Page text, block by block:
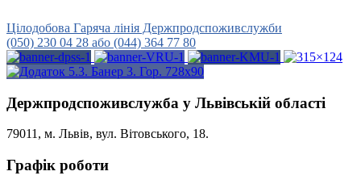
Цілодобова Гаряча лінія Держпродспоживслужби
(050) 230 04 28 або (044) 364 77 80
Держпродспоживслужба у Львівській області
79011, м. Львів, вул. Вітовського, 18.
Графік роботи